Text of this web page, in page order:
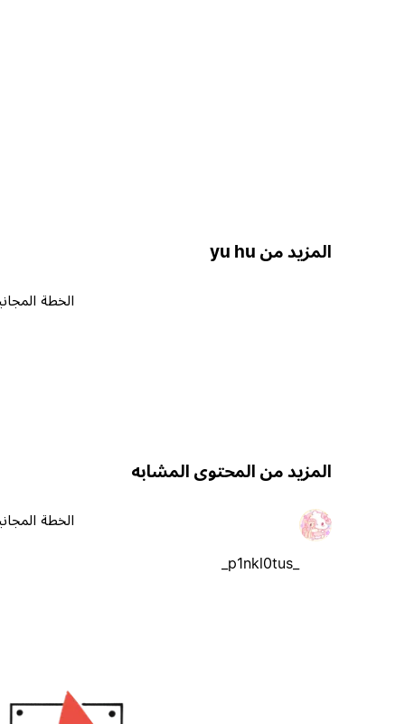
المزيد من yu hu
الخطة
المزيد من المحتوى المشابه
الخطة